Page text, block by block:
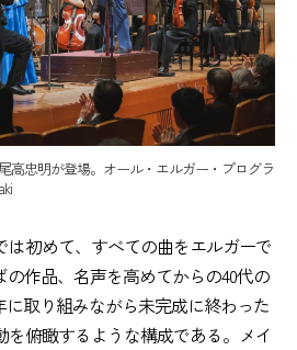
高忠明が登場。オール・エルガー・プログラ
は初めて、すべての曲をエルガーで
作品、名声を高めてからの40代の
取り組みながら未完成に終わった
俯瞰するような構成である。メイ